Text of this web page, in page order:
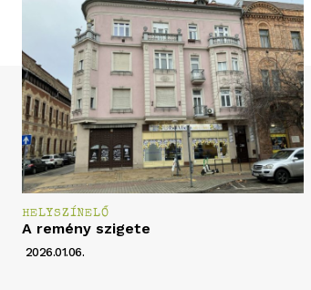
HELYSZÍNELŐ
A remény szigete
2026.01.06.